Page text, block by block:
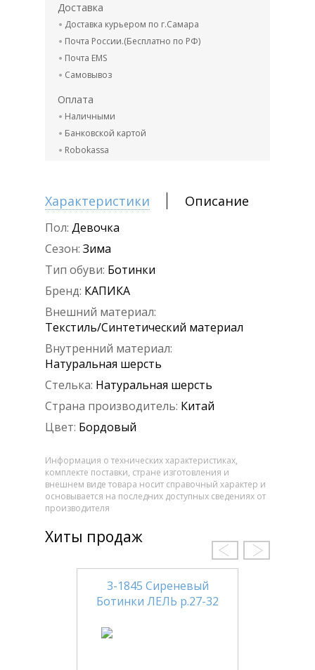
Доставка
Доставка курьером по г.Самара
Почта России.(Бесплатно по РФ)
Почта EMS
Самовывоз
Оплата
Наличными
Банковской картой
Robokassa
Характеристики Описание
Пол: Девочка
Сезон: Зима
Тип обуви: Ботинки
Бренд: КАПИКА
Внешний материал:
Текстиль/Синтетический материал
Внутренний материал:
Натуральная шерсть
Стелька: Натуральная шерсть
Страна производитель: Китай
Цвет: Бордовый
Информация о технических характеристиках,
комплекте поставки, стране изготовления и
внешнем виде товара носит справочный характер и
основывается на последних доступных сведениях от
производителя
Хиты продаж
3-1845 Сиреневый
Ботинки ЛЕЛЬ р.27-32